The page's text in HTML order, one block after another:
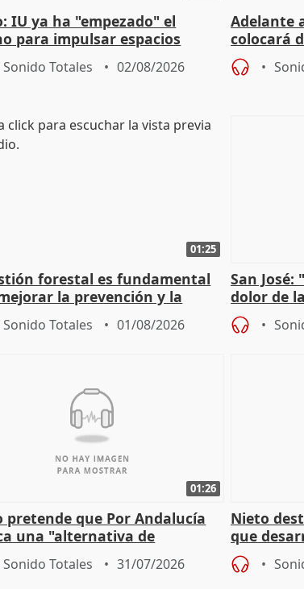
IU ya ha "empezado" el
para impulsar espacios
para las municipales
Sonido Totales 02/08/2026
Adelante
colocará
iniciativas
01:25
forestal es fundamental
la prevención y la
frente a incendios
Sonido Totales 01/08/2026
San
dolor de
01:26
pretende que Por Andalucía
una "alternativa de
con su labor de oposición
Sonido Totales 31/07/2026
Nieto
que